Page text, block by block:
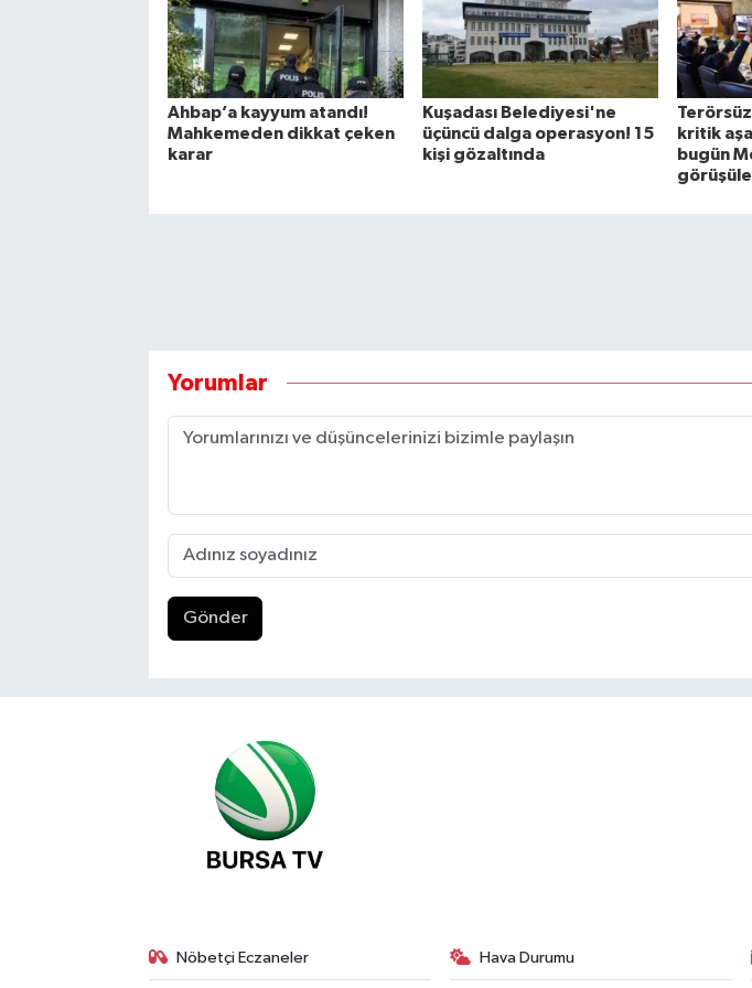
Ahbap’a kayyum atandı!
Mahkemeden dikkat çeken
karar
Kuşadası Belediyesi'ne
üçüncü dalga operasyon! 15
kişi gözaltında
kritik
bugün
Yorumlar
Gönder
Nöbetçi Eczaneler Hava Durumu